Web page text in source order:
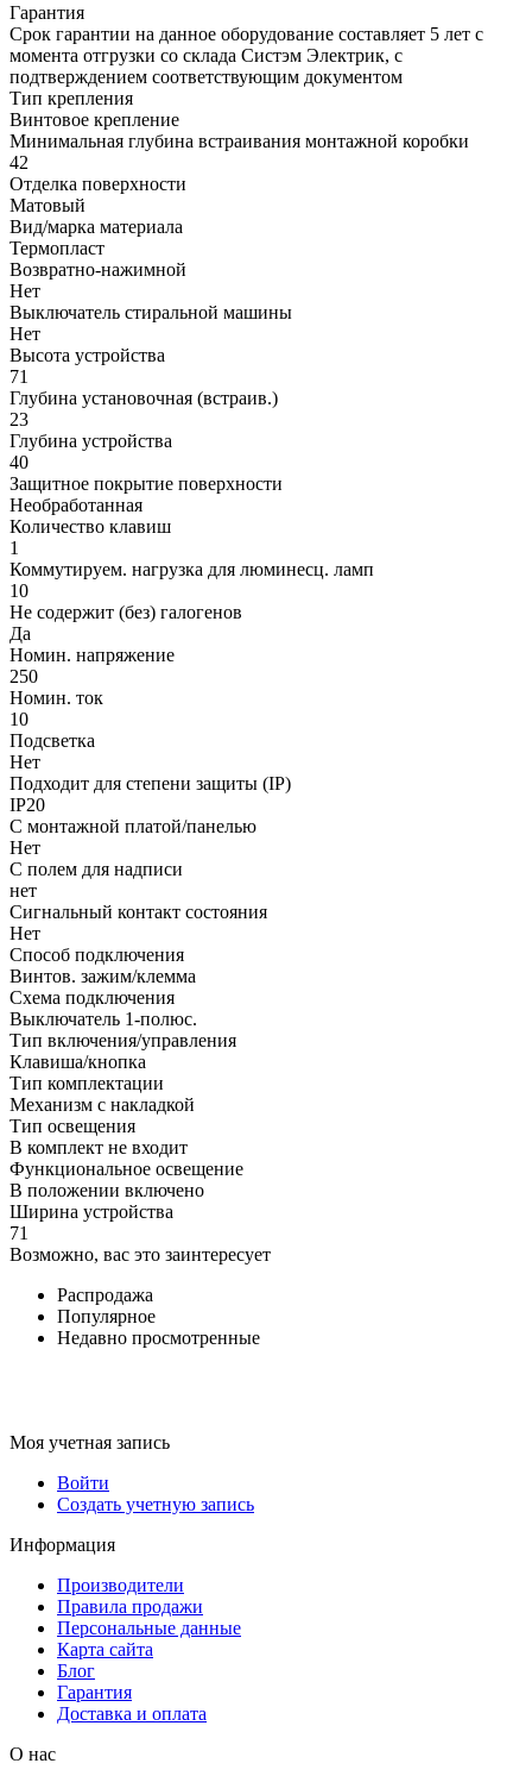
Гарантия
Срок гарантии на данное оборудование составляет 5 лет с
момента отгрузки со склада Систэм Электрик, с
подтверждением соответствующим документом
Тип крепления
Винтовое крепление
Минимальная глубина встраивания монтажной коробки
42
Отделка поверхности
Матовый
Вид/марка материала
Термопласт
Возвратно-нажимной
Нет
Выключатель стиральной машины
Нет
Высота устройства
71
Глубина установочная (встраив.)
23
Глубина устройства
40
Защитное покрытие поверхности
Необработанная
Количество клавиш
1
Коммутируем. нагрузка для люминесц. ламп
10
Не содержит (без) галогенов
Да
Номин. напряжение
250
Номин. ток
10
Подсветка
Нет
Подходит для степени защиты (IP)
IP20
С монтажной платой/панелью
Нет
С полем для надписи
нет
Сигнальный контакт состояния
Нет
Способ подключения
Винтов. зажим/клемма
Схема подключения
Выключатель 1-полюс.
Тип включения/управления
Клавиша/кнопка
Тип комплектации
Механизм с накладкой
Тип освещения
В комплект не входит
Функциональное освещение
В положении включено
Ширина устройства
71
Возможно, вас это заинтересует
Распродажа
Популярное
Недавно просмотренные
Моя учетная запись
Войти
Создать учетную запись
Информация
Производители
Правила продажи
Персональные данные
Карта сайта
Блог
Гарантия
Доставка и оплата
О нас